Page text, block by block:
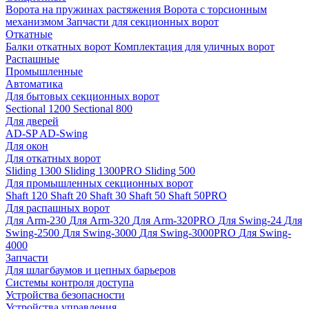
Ворота на пружинах растяжения Ворота с торсионным
механизмом Запчасти для секционных ворот
Откатные
Балки откатных ворот Комплектация для уличных ворот
Распашные
Промышленные
Автоматика
Для бытовых секционных ворот
Sectional 1200 Sectional 800
Для дверей
AD-SPAD-Swing
Для окон
Для откатных ворот
Sliding 1300 Sliding 1300PRO Sliding 500
Для промышленных секционных ворот
Shaft 120 Shaft 20 Shaft 30 Shaft 50 Shaft 50PRO
Для распашных ворот
Для Arm-230 Для Arm-320 Для Arm-320PRO Для Swing-24 Для
Swing-2500 Для Swing-3000 Для Swing-3000PRO Для Swing-
4000
Запчасти
Для шлагбаумов и цепных барьеров
Системы контроля доступа
Устройства безопасности